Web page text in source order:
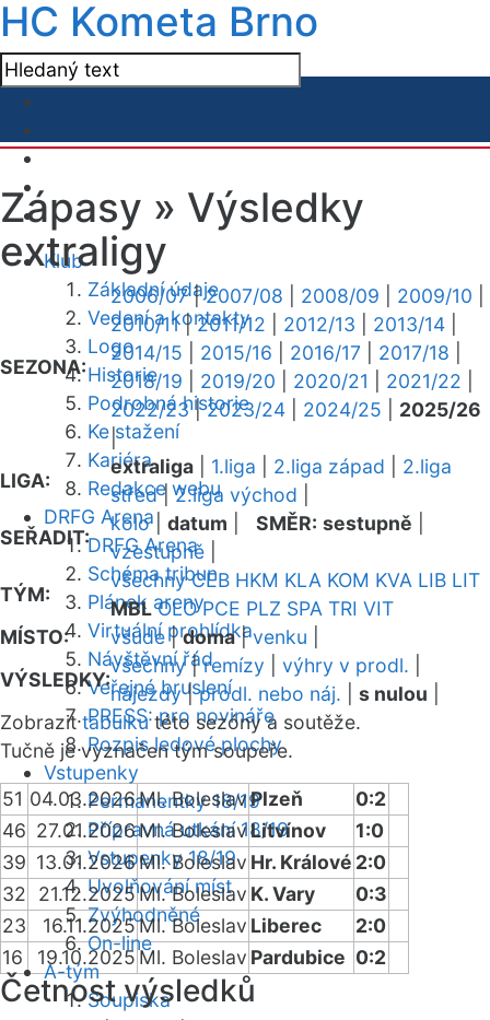
HC Kometa Brno
Klub
Základní údaje
Vedení a kontakty
Logo
Historie
Podrobná historie
Ke stažení
Kariéra
Redakce webu
DRFG Arena
DRFG Arena
Schéma tribun
Plánek areny
Virtuální prohlídka
Návštěvní řád
Veřejné bruslení
PRESS: pro novináře
Rozpis ledové plochy
Vstupenky
Permanentky 18/19
Přípravná utkání 18/19
Vstupenky 18/19
Uvolňování míst
Zvýhodněné
On-line
A-tým
Soupiska
Zápasy » Výsledky
extraligy
SEZONA:
2006/07|2007/08 2008/09 2009/10
2010/11|2011/12 2012/13 2013/14
2014/15
2015/16 2016/17 2017/18
2018/19
2019/20 2020/21 2021/22
2022/23|2023/24 2024/25
2025/26
|
LIGA:
extraliga 1.liga 2.liga západ
2.liga
střed|2.liga východ
SEŘADIT:
kolo| datum SMĚR: sestupně
vzestupně
TÝM:
všechny CEB HKM KLA KOM KVA LIB LIT
MBL OLO PCE PLZ SPA TRI VIT
MÍSTO:
všude|doma|venku
VÝSLEDKY:
všechny|remízy výhry v prodl.
nájezdy|prodl. nebo náj. s nulou
Zobrazittabulkutéto sezóny a soutěže.
Tučně je vyznačen tým soupeře.
51 04.03.2026Ml. BoleslavPlzeň
0:2
46 27.01.2026Ml. BoleslavLitvínov
1:0
39 13.01.2026Ml. Boleslav Hr. Králové 2:0
32
21.12.2025 Ml. Boleslav K. Vary
0:3
23
16.11.2025Ml. Boleslav Liberec
2:0
16
19.10.2025Ml. Boleslav Pardubice 0:2
Četnost výsledků